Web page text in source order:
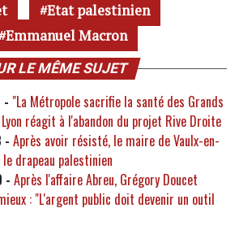
Etat palestinien
Emmanuel Macron
LE MÊME SUJET
- "La Métropole sacrifie la santé des Grands
réagit à l'abandon du projet Rive Droite
- Après avoir résisté, le maire de Vaulx-en-
drapeau palestinien
- Après l'affaire Abreu, Grégory Doucet
: "L'argent public doit devenir un outil